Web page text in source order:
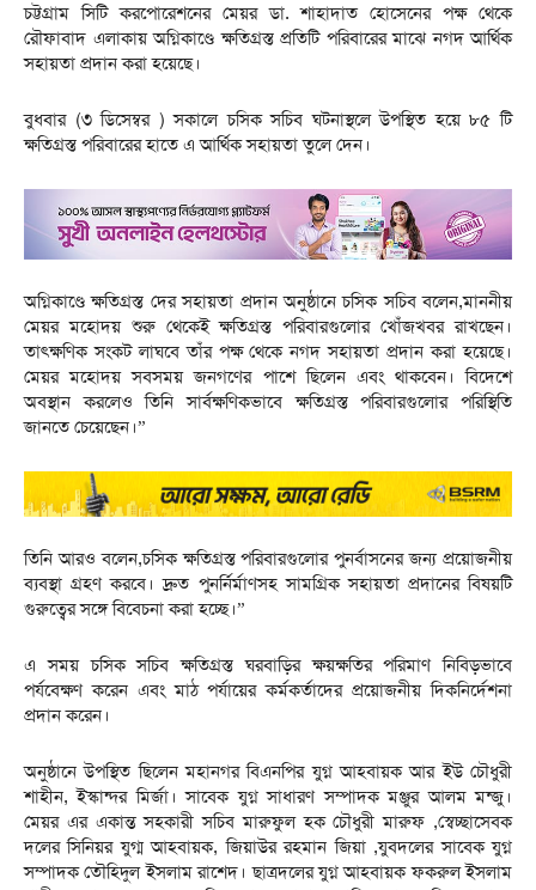
চট্টগ্রাম সিটি করপোরেশনের মেয়র ডা. শাহাদাত হোসেনের পক্ষ থেকে
রৌফাবাদ এলাকায় অগ্নিকাণ্ডে ক্ষতিগ্রস্ত প্রতিটি পরিবারের মাঝে নগদ আর্থিক
সহায়তা প্রদান করা হয়েছে।
বুধবার (৩ ডিসেম্বর ) সকালে চসিক সচিব ঘটনাস্থলে উপস্থিত হয়ে ৮৫ টি
ক্ষতিগ্রস্ত পরিবারের হাতে এ আর্থিক সহায়তা তুলে দেন।
অগ্নিকাণ্ডে ক্ষতিগ্রস্ত দের সহায়তা প্রদান অনুষ্ঠানে চসিক সচিব বলেন,মাননীয়
মেয়র মহোদয় শুরু থেকেই ক্ষতিগ্রস্ত পরিবারগুলোর খোঁজখবর রাখছেন।
তাৎক্ষণিক সংকট লাঘবে তাঁর পক্ষ থেকে নগদ সহায়তা প্রদান করা হয়েছে।
মেয়র মহোদয় সবসময় জনগণের পাশে ছিলেন এবং থাকবেন। বিদেশে
অবস্থান করলেও তিনি সার্বক্ষণিকভাবে ক্ষতিগ্রস্ত পরিবারগুলোর পরিস্থিতি
জানতে চেয়েছেন।”
তিনি আরও বলেন,চসিক ক্ষতিগ্রস্ত পরিবারগুলোর পুনর্বাসনের জন্য প্রয়োজনীয়
ব্যবস্থা গ্রহণ করবে। দ্রুত পুনর্নির্মাণসহ সামগ্রিক সহায়তা প্রদানের বিষয়টি
গুরুত্বের সঙ্গে বিবেচনা করা হচ্ছে।”
এ সময় চসিক সচিব ক্ষতিগ্রস্ত ঘরবাড়ির ক্ষয়ক্ষতির পরিমাণ নিবিড়ভাবে
পর্যবেক্ষণ করেন এবং মাঠ পর্যায়ের কর্মকর্তাদের প্রয়োজনীয় দিকনির্দেশনা
প্রদান করেন।
অনুষ্ঠানে উপস্থিত ছিলেন মহানগর বিএনপির যুগ্ন আহবায়ক আর ইউ চৌধুরী
শাহীন, ইস্কান্দর মির্জা। সাবেক যুগ্ন সাধারণ সম্পাদক মঞ্জুর আলম মন্জু।
মেয়র এর একান্ত সহকারী সচিব মারুফুল হক চৌধুরী মারুফ ,স্বেচ্ছাসেবক
দলের সিনিয়র যুগ্ম আহবায়ক, জিয়াউর রহমান জিয়া ,যুবদলের সাবেক যুগ্ন
সম্পাদক তৌহিদুল ইসলাম রাশেদ। ছাত্রদলের যুগ্ন আহবায়ক ফকরুল ইসলাম